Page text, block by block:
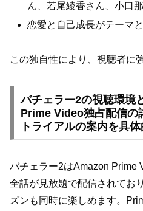
ん、若尾綾香さん、小口
恋愛と自己成長がテーマ
この独自性により、視聴者に
バチェラー2の視聴環境
Prime Video独占配信の
トライアルの案内を具
バチェラー2はAmazon Prime
全話が見放題で配信されてお
ズンも同時に楽しめます。